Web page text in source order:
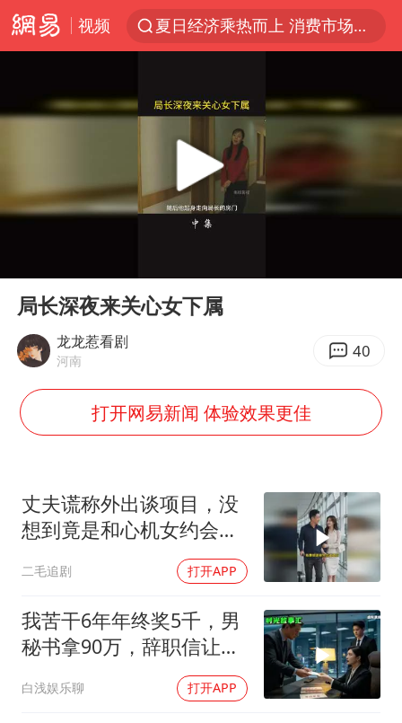
视频
夏日经济乘热而上 消费市场向新而行
以拒绝“和平委员会”的加沙和平计划
美将每月供乌爱国者拦截导弹
上海全力守护市民“菜篮子”
猫咪过火把节被抹成黑猫
宝妈给四胞胎取名平安喜乐
BLG经理辟谣Bin离队
总书记点赞的非遗苗绣焕发新生机
Play
局长深夜来关心女下属
龙龙惹看剧
河南 40
打开网易新闻 体验效果更佳
丈夫谎称外出谈项目，没
想到竟是和心机女约会，
二毛追剧 打开APP
我苦干6年年终奖5千，男
秘书拿90万，辞职信让女
白浅娱乐聊 打开APP